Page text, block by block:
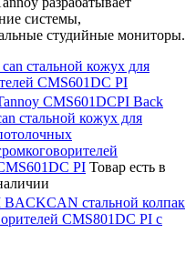
системы,
студийные мониторы.
стальной кожух для
CMS601DC PI
CMS601DCPI Back
стальной кожух для
PI Товар есть в
стальной колпак
CMS801DC PI с